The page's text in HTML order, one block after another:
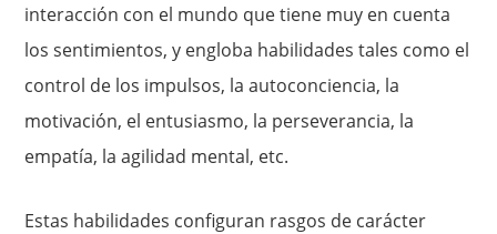
interacción con el mundo que tiene muy en cuenta
los sentimientos, y engloba habilidades tales como el
control de los impulsos, la autoconciencia, la
motivación, el entusiasmo, la perseverancia, la
empatía, la agilidad mental, etc.
Estas habilidades configuran rasgos de carácter